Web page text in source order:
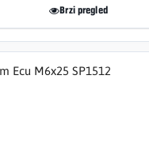
Brzi pregled